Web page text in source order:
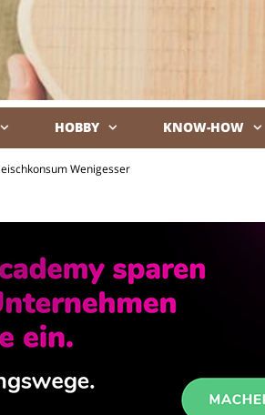
HOBBY KNOW-HOW
Wenigesser